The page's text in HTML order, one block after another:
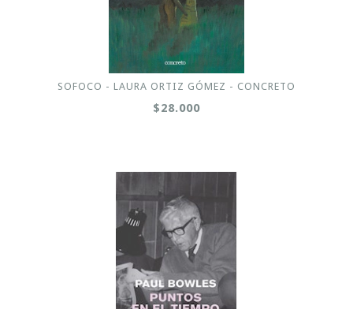
SOFOCO - LAURA ORTIZ GÓMEZ - CONCRETO
$28.000